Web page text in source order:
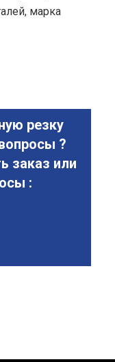
марка
резку
?
заказ или
: